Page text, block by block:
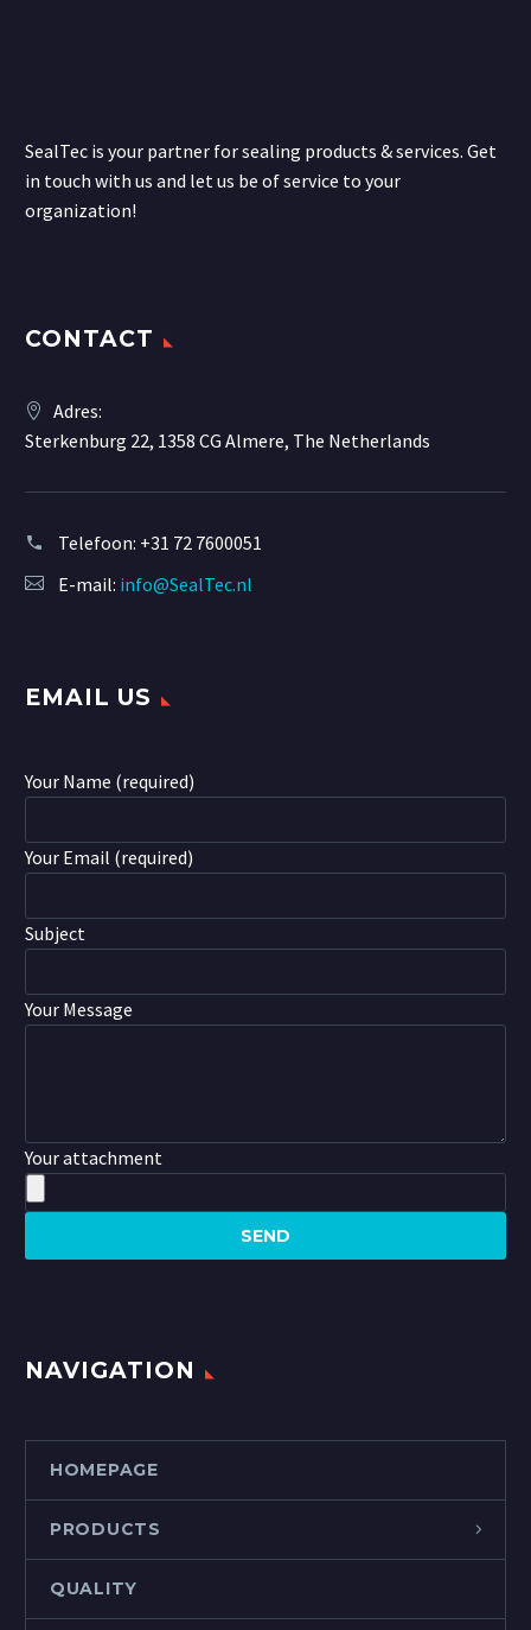
SealTec is your partner for sealing products & services. Get
in touch with us and let us be of service to your
organization!
CONTACT
Adres:
Sterkenburg 22, 1358 CG Almere, The Netherlands
Telefoon: +31 72 7600051
E-mail: info@SealTec.nl
EMAIL US
Your Name (required)
Your Email (required)
Subject
Your Message
Your attachment
NAVIGATION
HOMEPAGE
PRODUCTS
QUALITY